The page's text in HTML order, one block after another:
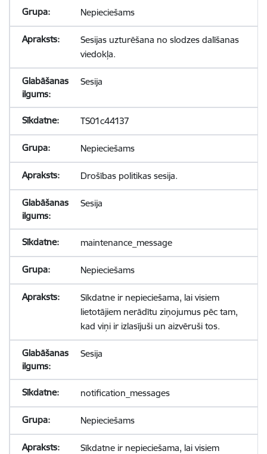
Nepieciešams
Sesijas uzturēšana no slodzes dalīšanas
viedokļa.
Sesija
TS01c44137
Nepieciešams
Drošības politikas sesija.
Sesija
maintenance_message
Nepieciešams
Sīkdatne ir nepieciešama, lai visiem
lietotājiem nerādītu ziņojumus pēc tam,
kad viņi ir izlasījuši un aizvēruši tos.
Sesija
notification_messages
Nepieciešams
Sīkdatne ir nepieciešama, lai visiem